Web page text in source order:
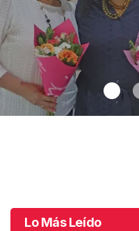
Lo Más Leído